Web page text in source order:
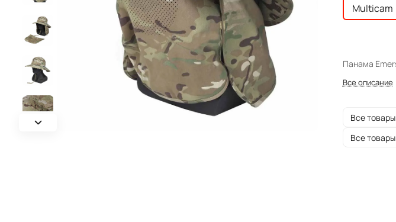
Multicam
Панама
Все описание
Все
Все